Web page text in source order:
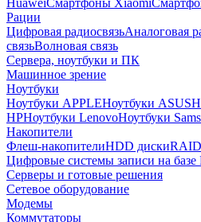
HuaweiСмартфоны Xiaomi
Рации
Цифровая радиосвязьАналоговая
связьВолновая связь
Сервера, ноутбуки и ПК
Машинное зрение
Ноутбуки
Ноутбуки APPLEНоутбуки ASUS
HPНоутбуки LenovoНоутбуки
Накопители
Флеш-накопителиHDD диски
Цифровые системы записи на
Серверы и готовые решения
Сетевое оборудование
Модемы
Коммутаторы